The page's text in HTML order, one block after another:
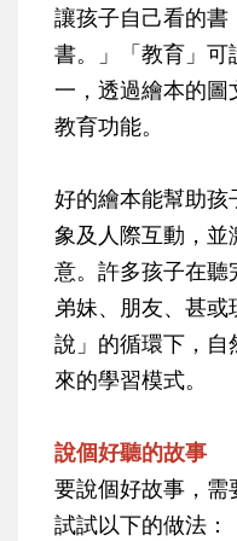
讓孩子自己看的書
書。」「教育」可
一，透過繪本的圖
教育功能。
好的繪本能幫助
象及人際互動，並
意。許多孩子在
弟妹、朋友、甚
說」的循環下，自
來的學習模式。
說個好聽的故事
要說個好故事，需
試試以下的做法：